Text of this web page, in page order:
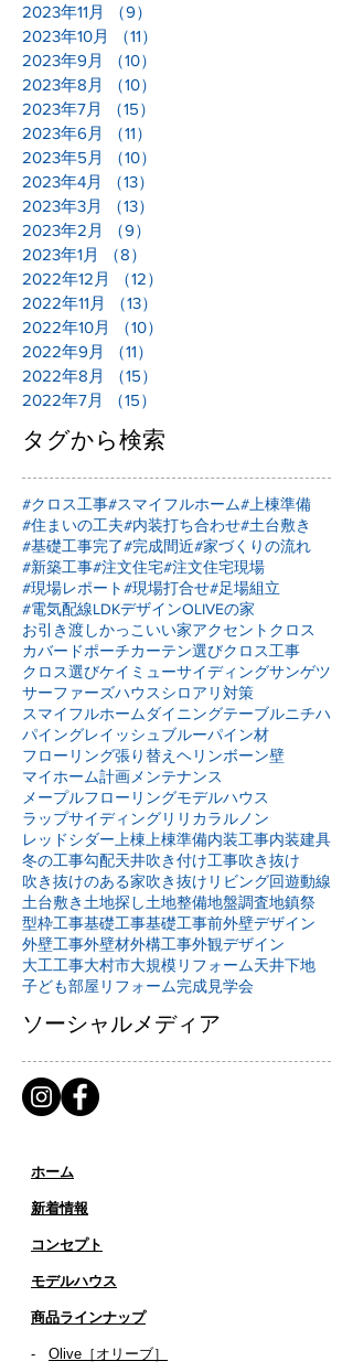
2023年11月
（9）
2023年10月
（11）
2023年9月
（10）
2023年8月
（10）
2023年7月
（15）
2023年6月
（11）
2023年5月
（10）
2023年4月
（13）
2023年3月
（13）
2023年2月
（9）
2023年1月
（8）
2022年12月
（12）
2022年11月
（13）
2022年10月
（10）
2022年9月
（11）
2022年8月
（15）
2022年7月
（15）
タグから検索
#クロス工事#スマイフルホーム#上棟準備
#住まいの工夫#内装打ち合わせ#土台敷き
#基礎工事完了#完成間近#家づくりの流れ
#新築工事#注文住宅#注文住宅現場
#現場レポート#現場打合せ#足場組立
#電気配線LDKデザインOLIVEの家
お引き渡しかっこいい家アクセントクロス
カバードポーチカーテン選びクロス工事
クロス選びケイミューサイディングサンゲツ
サーファーズハウスシロアリ対策
スマイフルホームダイニングテーブルニチハ
パイングレイッシュブルーパイン材
フローリング張り替え ヘリンボーン壁
マイホーム計画 メンテナンス
メープルフローリングモデルハウス
ラップサイディングリリカラ ルノン
レッドシダー 上棟 上棟準備内装工事内装建具
冬の工事勾配天井吹き付け工事吹き抜け
吹き抜けのある家吹き抜けリビング回遊動線
土台敷き 土地探し土地整備地盤調査地鎮祭
型枠工事基礎工事基礎工事前外壁デザイン
外壁工事外壁材外構工事外観デザイン
大工工事大村市大規模リフォーム天井下地
子ども部屋リフォーム完成見学会
ソーシャルメディア
ホーム
新着情報
コンセプト
​​モデルハウス
商品ラインナップ
- Olive［オリーブ］